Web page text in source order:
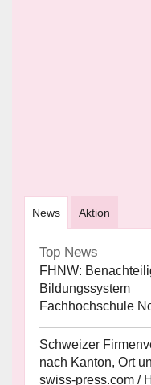
News Aktion
Top News
FHNW:
Bildungssystem
Fachhochschule
Schweizer
nach Kanton, Ort
swiss-press.com /